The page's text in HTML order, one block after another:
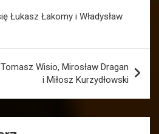
Łukasz Łakomy i Władysław
Wisio, Mirosław Dragan
i Miłosz Kurzydłowski